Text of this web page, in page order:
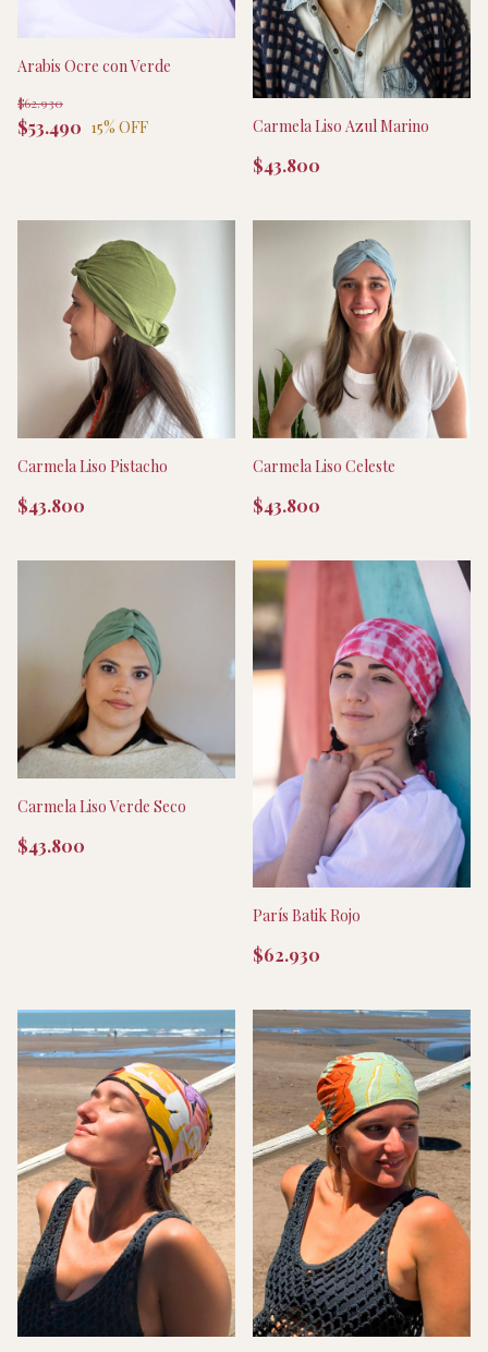
Arabis Ocre con Verde
$53.490
$62.930
15% OFF Carmela Liso Azul Marino
$43.800
Carmela Liso Pistacho
$43.800
Carmela Liso Celeste
$43.800
Carmela Liso Verde Seco
$43.800
París Batik Rojo
$62.930